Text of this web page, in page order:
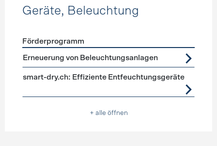
Geräte, Beleuchtung
Förderprogramme Geräte, Beleuchtung
Förderprogramm
Erneuerung von Beleuchtungsanlagen
smart-dry.ch: Effiziente Entfeuchtungsgeräte
+ alle öffnen